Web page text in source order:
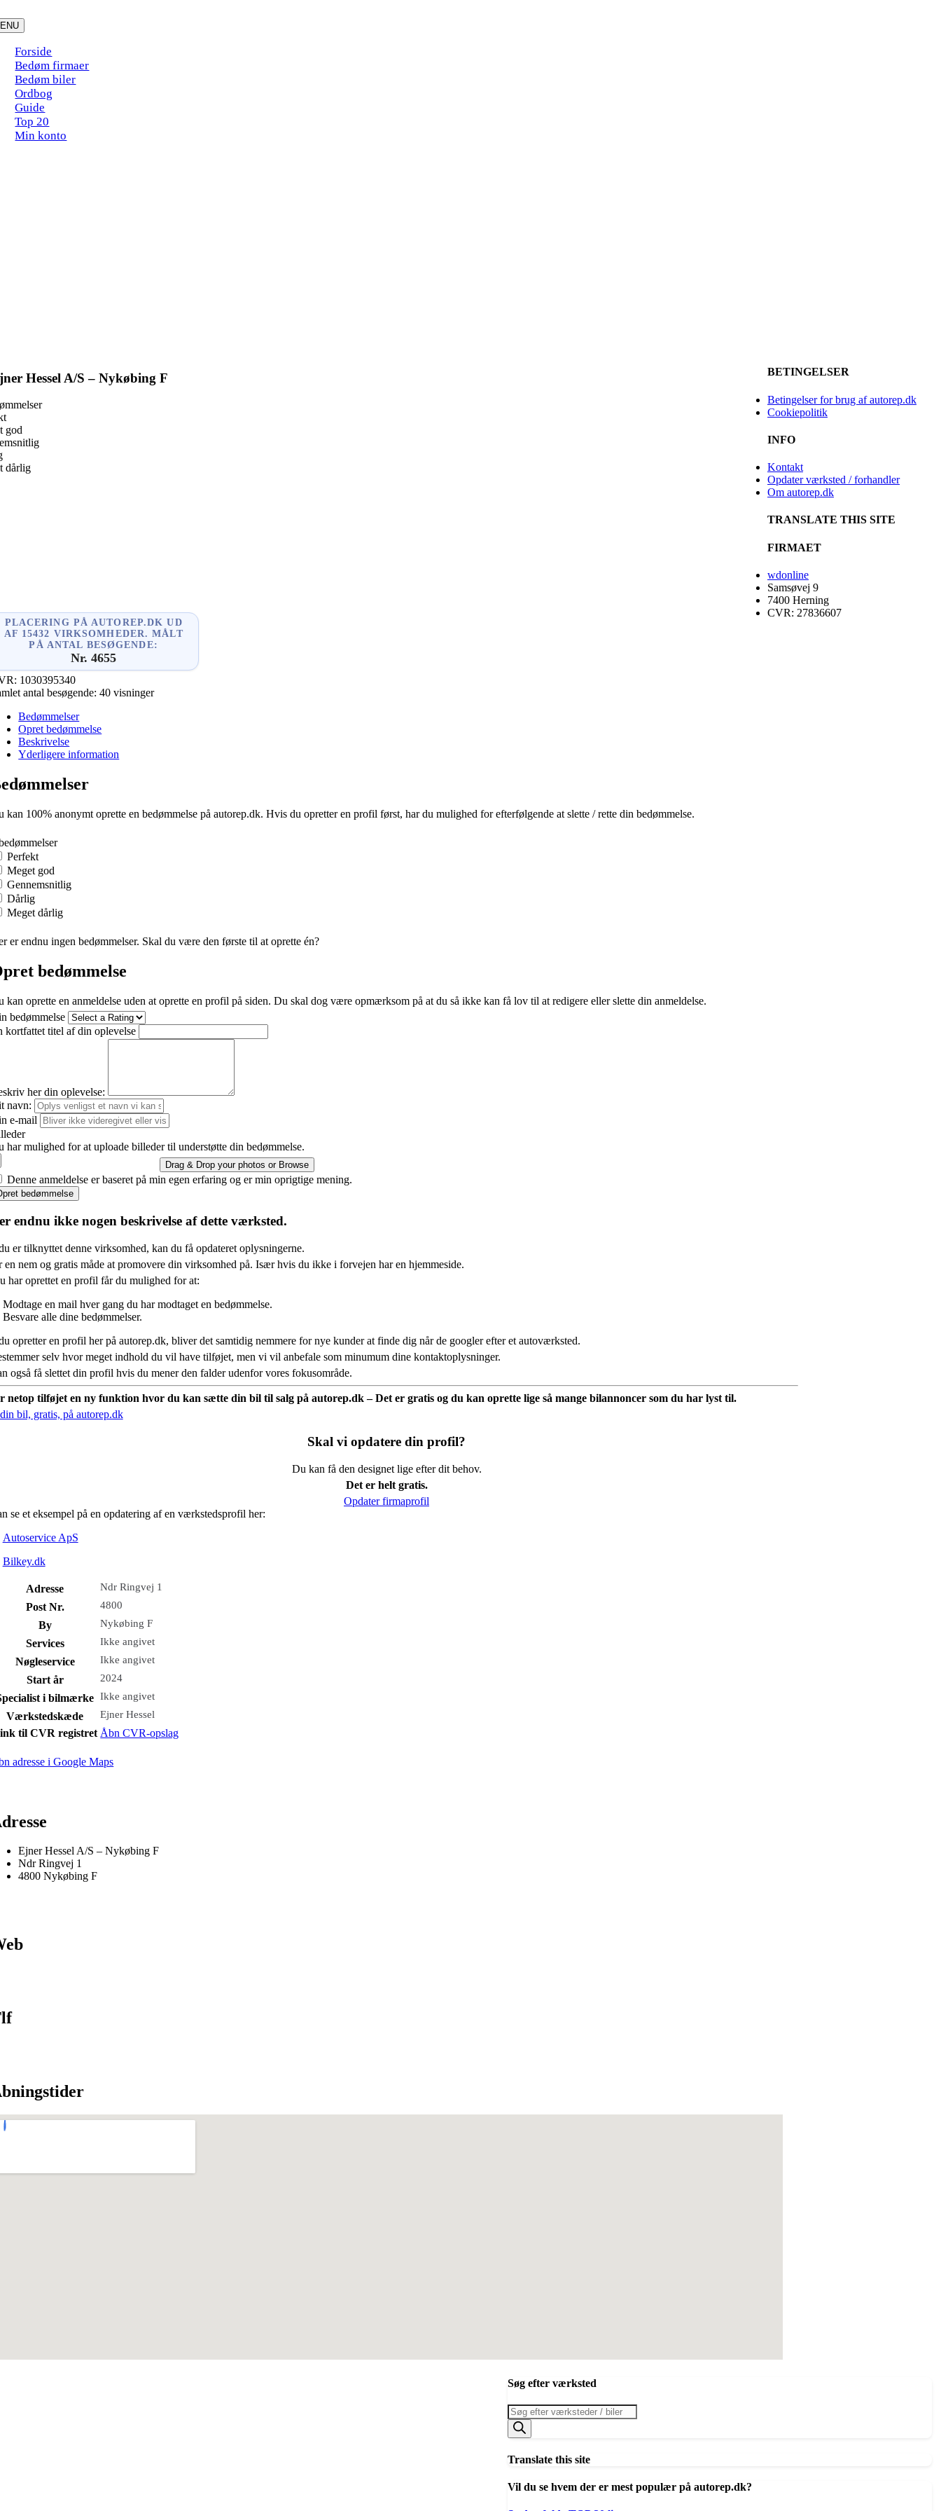
to
content
Forside
Bedøm firmaer
Bedøm biler
Ordbog
Guide
Top 20
Min konto
Hessel A/S – Nykøbing F
god
dårlig
PLACERING PÅ AUTOREP.DK UD
AF 15432 VIRKSOMHEDER. MÅLT
PÅ ANTAL BESØGENDE:
Nr. 4655
1030395340
antal besøgende:40 visninger
Bedømmelser
Opret bedømmelse
Beskrivelse
Yderligere information
kan 100% anonymt oprette en bedømmelse på autorep.dk. Hvis du opretter en profil først, har du mulighed for efterfølgende at slette / rette din bedømmelse.
Perfekt
Meget god
Gennemsnitlig
Dårlig
Meget dårlig
er endnu ingen bedømmelser. Skal du være den første til at oprette én?
bedømmelse
kan oprette en anmeldelse uden at oprette en profil på siden. Du skal dog være opmærksom på at du så ikke kan få lov til at redigere eller slette din anmeldelse.
bedømmelse
kortfattet titel af din oplevelse
her din oplevelse:
navn:
e-mail
har mulighed for at uploade billeder til understøtte din bedømmelse.
Drag & Drop your photos or Browse
Denne anmeldelse er baseret på min egen erfaring og er min oprigtige mening.
bedømmelse
endnu ikke nogen beskrivelse af dette værksted.
er tilknyttet denne virksomhed, kan du få opdateret oplysningerne.
en nem og gratis måde at promovere din virksomhed på. Især hvis du ikke i forvejen har en hjemmeside.
har oprettet en profil får du mulighed for at:
Modtage en mail hver gang du har modtaget en bedømmelse.
Besvare alle dine bedømmelser.
opretter en profil her på autorep.dk, bliver det samtidig nemmere for nye kunder at finde dig når de googler efter et autoværksted.
selv hvor meget indhold du vil have tilføjet, men vi vil anbefale som minumum dine kontaktoplysninger.
også få slettet din profil hvis du mener den falder udenfor vores fokusområde.
netop tilføjet en ny funktion hvor du kan sætte din bil til salg på autorep.dk – Det er gratis og du kan oprette lige så mange bilannoncer som du har lyst til.
bil, gratis, på autorep.dk
Skal vi opdatere din profil?
Du kan få den designet lige efter dit behov.
Det er helt gratis.
Opdater firmaprofil
se et eksempel på en opdatering af en værkstedsprofil her:
Autoservice ApS
Bilkey.dk
Adresse Ndr Ringvej 1
Post Nr. 4800
By Nykøbing F
Services Ikke angivet
Nøgleservice Ikke angivet
Start år 2024
i bilmærke Ikke angivet
Værkstedskæde Ejner Hessel
til CVR registret Åbn CVR-opslag
adresse i Google Maps
Ejner Hessel A/S – Nykøbing F
Ndr Ringvej 1
4800 Nykøbing F
Søg efter værksted
Products
search
Translate this site
Vil du se hvem der er mest populær på autorep.dk?
BETINGELSER
Betingelser for brug af autorep.dk
Cookiepolitik
INFO
Kontakt
Opdater værksted / forhandler
Om autorep.dk
TRANSLATE THIS SITE
FIRMAET
wdonline
Samsøvej 9
7400 Herning
CVR: 27836607